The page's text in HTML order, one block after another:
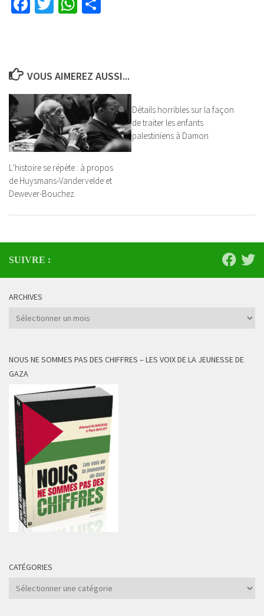
VOUS AIMEREZ AUSSI...
L’histoire se répète : à propos
de Huysmans-Vandervelde et
Dewever-Bouchez
Détails horribles sur la façon
de traiter les enfants
palestiniens à Damon
SUIVRE :
ARCHIVES
Archives
NOUS NE SOMMES PAS DES CHIFFRES – LES VOIX DE LA JEUNESSE DE
GAZA
CATÉGORIES
Catégories